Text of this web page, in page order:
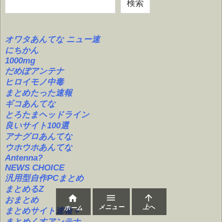
検索
オワタあんてな ニュー速
にちかん
1000mg
だめぽアンテナ
ヒロイモノ中毒
まとめたった速報
ギコあんてな
とろたまヘッドライン
良いサイト100選
アナグロあんてな
ウホウホあんてな
Antenna?
NEWS CHOICE
汎用型自作PCまとめ
まとめるZ
おまとめ
まとめサイト速報＋

ホーム

メニュー

上へ